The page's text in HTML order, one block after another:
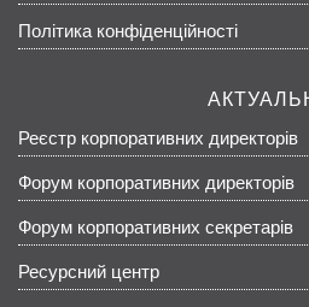
Політика конфіденційності
Реєстр корпоративних директорів
Форум корпоративних директорів
Форум корпоративних секретарів
Ресурсний центр